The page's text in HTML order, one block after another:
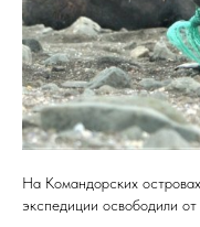
На Командорских
экспедиции освободили